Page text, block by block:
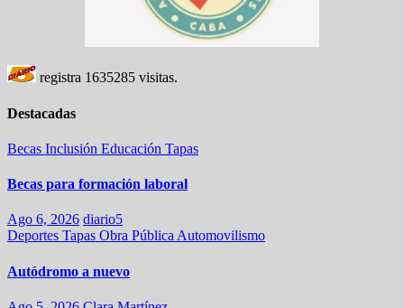
registra 1635285 visitas.
Destacadas
Becas Inclusión Educación Tapas
Becas para formación laboral
Ago 6, 2026 diario5
Deportes Tapas Obra PúblicaAutomovilismo
Autódromo a nuevo